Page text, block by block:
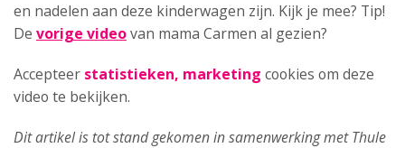
en nadelen aan deze kinderwagen zijn. Kijk je mee? Tip!
De vorige videovan mama Carmen al gezien?
Accepteer statistieken, marketing cookies om deze
video te bekijken.
Dit artikel is tot stand gekomen in samenwerking met Thule